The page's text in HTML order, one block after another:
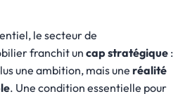
le secteur de
franchit un cap stratégique :
une ambition, mais une réalité
. Une condition essentielle pour